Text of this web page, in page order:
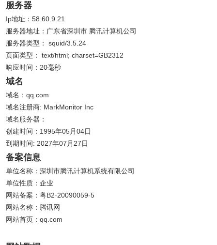
服务器
Ip地址：58.60.9.21
服务器地址：广东省深圳市 腾讯计算机公司
服务器类型： squid/3.5.24
页面类型： text/html; charset=GB2312
响应时间：20毫秒
域名
域名：qq.com
域名注册商: MarkMonitor Inc
域名服务器：
创建时间：1995年05月04日
到期时间: 2027年07月27日
备案信息
单位名称：深圳市腾讯计算机系统有限公司
单位性质：企业
网站备案：粤B2-20090059-5
网站名称：腾讯网
网站首页：qq.com